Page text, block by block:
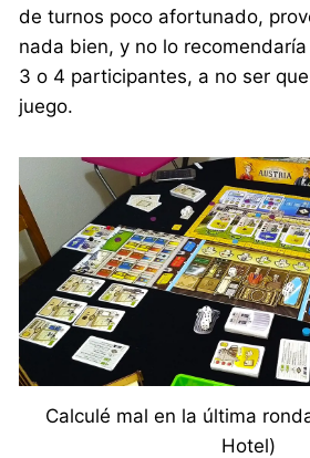
de turnos poco afortunado,
nada bien, y no lo
3 o 4 participantes, a no ser
juego.
Calculé mal en la última
Hotel)